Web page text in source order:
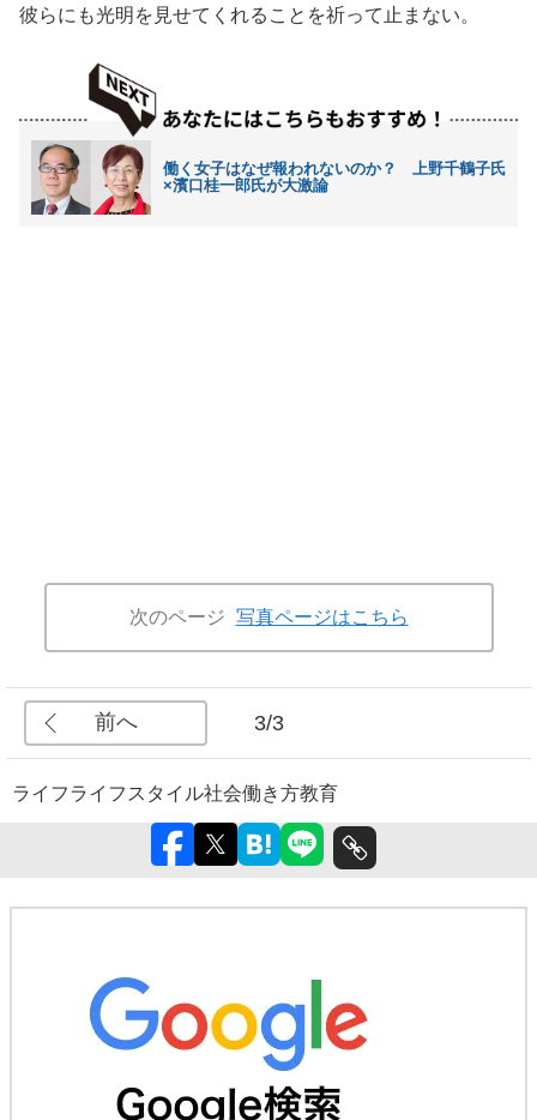
彼らにも光明を見せてくれることを祈って止まない。
働く女子はなぜ報われないのか？ 上野千鶴子氏
×濱口桂一郎氏が大激論
次のページ 写真ページはこちら
前へ 3/3
ライフライフスタイル社会働き方教育